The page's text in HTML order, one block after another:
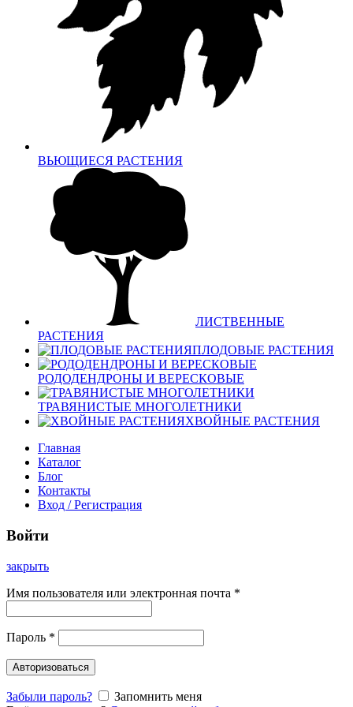
ВЬЮЩИЕСЯ РАСТЕНИЯ
ЛИСТВЕННЫЕ
РАСТЕНИЯ
ПЛОДОВЫЕ РАСТЕНИЯ
РОДОДЕНДРОНЫ И ВЕРЕСКОВЫЕ
ТРАВЯНИСТЫЕ МНОГОЛЕТНИКИ
ХВОЙНЫЕ РАСТЕНИЯ
Главная
Каталог
Блог
Контакты
Вход / Регистрация
Войти
закрыть
Имя пользователя или электронная почта *
Пароль *
Авторизоваться
Забыли пароль?
Запомнить меня